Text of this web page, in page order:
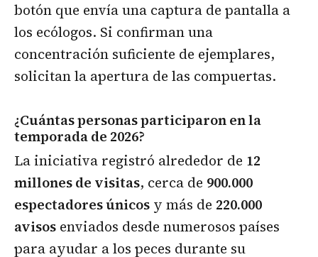
botón que envía una captura de pantalla a
los ecólogos. Si confirman una
concentración suficiente de ejemplares,
solicitan la apertura de las compuertas.
¿Cuántas personas participaron en la
temporada de 2026?
La iniciativa registró alrededor de 12
millones de visitas, cerca de 900.000
espectadores únicos y más de 220.000
avisos enviados desde numerosos países
para ayudar a los peces durante su